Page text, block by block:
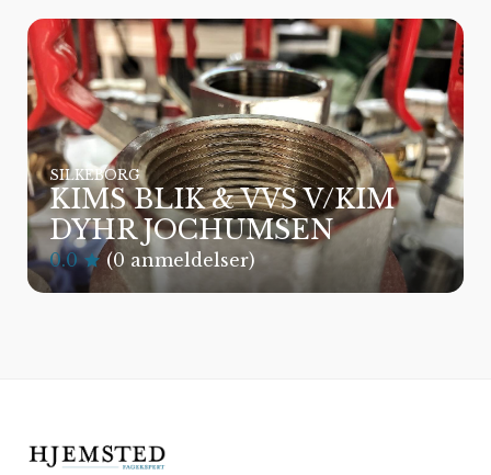
SILKEBORG
KIMS BLIK & VVS V/KIM
DYHR JOCHUMSEN
0.0 (0 anmeldelser)